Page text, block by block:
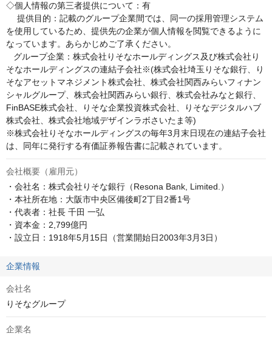
◇個人情報の第三者提供について：有
提供目的：記載のグループ企業間では、同一の採用管理システム
を使用しているため、提供先の企業が個人情報を閲覧できるように
なっています。あらかじめご了承ください。
そなホールディングスの連結子会社※(株式会社埼玉りそな銀行、り
そなアセットマネジメント株式会社、株式会社関西みらいフィナン
シャルグループ、株式会社関西みらい銀行、株式会社みなと銀行、
FinBASE株式会社、りそな企業投資株式会社、りそなデジタルハブ
株式会社、株式会社地域デザインラボさいたま等)
※株式会社りそなホールディングスの毎年3月末日現在の連結子会社
は、同年に発行する有価証券報告書に記載されています。
会社概要（雇用元）
・会社名：株式会社りそな銀行（Resona Bank, Limited.）
・本社所在地：大阪市中央区備後町2丁目2番1号
・代表者：社長 千田 一弘
・資本金：2,799億円
・設立日：1918年5月15日（営業開始日2003年3月3日）
企業情報
会社名
りそなグループ
企業名